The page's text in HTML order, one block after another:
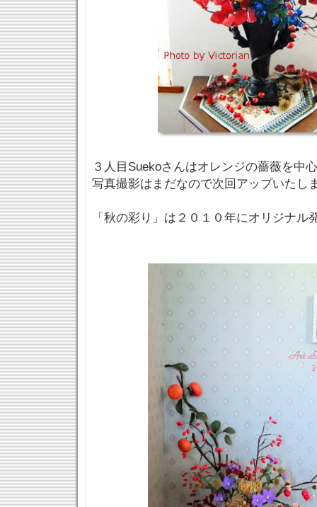
３人目Suekoさんはオレンジの薔薇を中
写真撮影はまだなので次回アップいたし
「秋の彩り」は２０１０年にオリジナル